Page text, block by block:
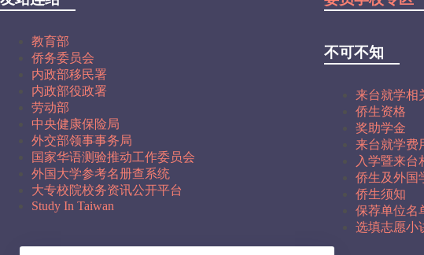
教育部
侨务委员会
内政部移民署
内政部役政署
劳动部
中央健康保险局
外交部领事事务局
国家华语测验推动工作委员会
外国大学参考名册查系统
大专校院校务资讯公开平台
Study In Taiwan
不可不知
来台就学相
侨生资格
奖助学金
来台就学费
入学暨来台
侨生及外国
侨生须知
保荐单位名
选填志愿小